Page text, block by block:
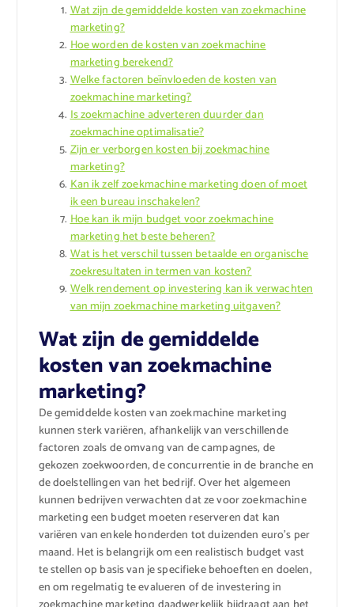
Wat zijn de gemiddelde kosten van zoekmachine
marketing?
Hoe worden de kosten van zoekmachine
marketing berekend?
Welke factoren beïnvloeden de kosten van
zoekmachine marketing?
Is zoekmachine adverteren duurder dan
zoekmachine optimalisatie?
Zijn er verborgen kosten bij zoekmachine
marketing?
Kan ik zelf zoekmachine marketing doen of moet
ik een bureau inschakelen?
Hoe kan ik mijn budget voor zoekmachine
marketing het beste beheren?
Wat is het verschil tussen betaalde en organische
zoekresultaten in termen van kosten?
Welk rendement op investering kan ik verwachten
van mijn zoekmachine marketing uitgaven?
Wat zijn de gemiddelde
kosten van zoekmachine
marketing?
De gemiddelde kosten van zoekmachine marketing
kunnen sterk variëren, afhankelijk van verschillende
factoren zoals de omvang van de campagnes, de
gekozen zoekwoorden, de concurrentie in de branche en
de doelstellingen van het bedrijf. Over het algemeen
kunnen bedrijven verwachten dat ze voor zoekmachine
marketing een budget moeten reserveren dat kan
variëren van enkele honderden tot duizenden euro’s per
maand. Het is belangrijk om een realistisch budget vast
te stellen op basis van je specifieke behoeften en doelen,
en om regelmatig te evalueren of de investering in